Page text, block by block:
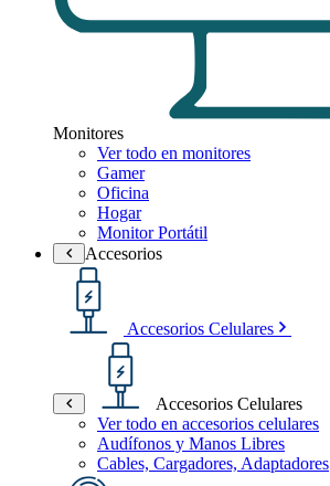
Monitores
Ver todo en monitores
Gamer
Oficina
Hogar
Monitor Portátil
Accesorios
Accesorios Celulares
Accesorios Celulares
Ver todo en accesorios celulares
Audífonos y Manos Libres
Cables, Cargadores, Adaptadores